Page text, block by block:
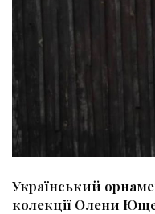
Український
колекції Олени